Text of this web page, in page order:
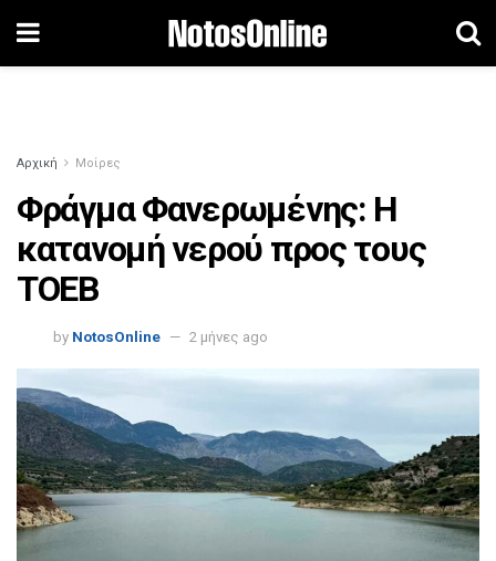
Αρχική Μοίρες
Φράγμα Φανερωμένης: Η
κατανομή νερού προς τους
ΤΟΕΒ
by NotosOnline 2 μήνες ago